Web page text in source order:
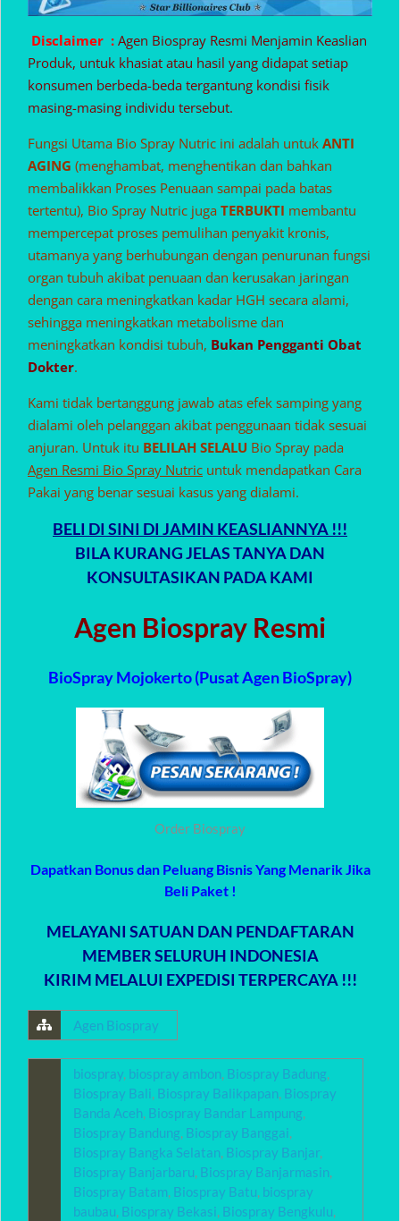
Disclaimer : Agen Biospray Resmi Menjamin Keaslian
Produk, untuk khasiat atau hasil yang didapat setiap
konsumen berbeda-beda tergantung kondisi fisik
masing-masing individu tersebut.
Fungsi Utama Bio Spray Nutric ini adalah untuk ANTI
AGING (menghambat, menghentikan dan bahkan
membalikkan Proses Penuaan sampai pada batas
tertentu), Bio Spray Nutric juga TERBUKTI membantu
mempercepat proses pemulihan penyakit kronis,
utamanya yang berhubungan dengan penurunan fungsi
organ tubuh akibat penuaan dan kerusakan jaringan
dengan cara meningkatkan kadar HGH secara alami,
sehingga meningkatkan metabolisme dan
meningkatkan kondisi tubuh, Bukan Pengganti Obat
Dokter.
Kami tidak bertanggung jawab atas efek samping yang
dialami oleh pelanggan akibat penggunaan tidak sesuai
anjuran. Untuk itu BELILAH SELALU Bio Spray pada
Agen Resmi Bio Spray Nutric untuk mendapatkan Cara
Pakai yang benar sesuai kasus yang dialami.
BELI DI SINI DI JAMIN KEASLIANNYA !!!
BILA KURANG JELAS TANYA DAN
KONSULTASIKAN PADA KAMI
Agen Biospray Resmi
BioSpray Mojokerto (Pusat Agen BioSpray)
Order Biospray
Dapatkan Bonus dan Peluang Bisnis Yang Menarik Jika
Beli Paket !
MELAYANI SATUAN DAN PENDAFTARAN
MEMBER SELURUH INDONESIA
KIRIM MELALUI EXPEDISI TERPERCAYA !!!
Agen Biospray
biospray, biospray ambon, Biospray Badung,
Biospray Bali, Biospray Balikpapan, Biospray
Banda Aceh, Biospray Bandar Lampung,
Biospray Bandung, Biospray Banggai,
Biospray Bangka Selatan, Biospray Banjar,
Biospray Banjarbaru, Biospray Banjarmasin,
Biospray Batam, Biospray Batu, biospray
baubau, Biospray Bekasi, Biospray Bengkulu,